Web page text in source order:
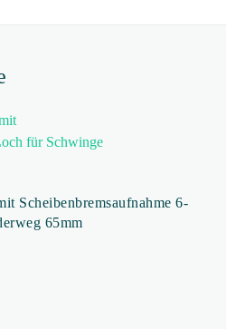
Scheibenbremsaufnahme 6-
65mm